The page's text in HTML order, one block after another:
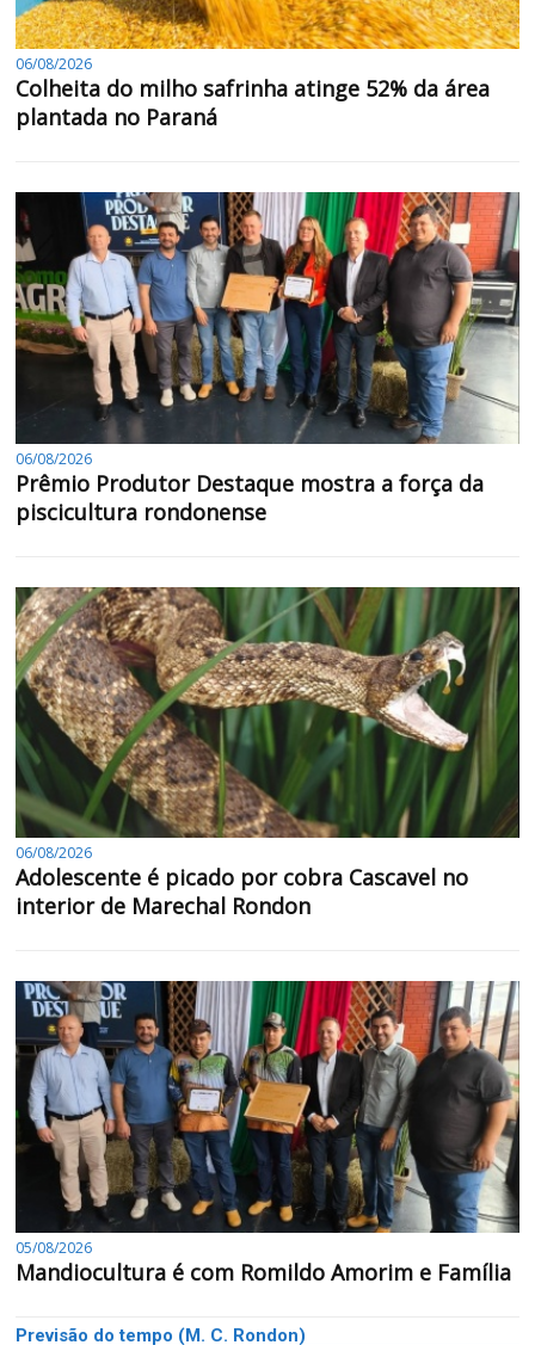
06/08/2026
Colheita do milho safrinha atinge 52% da área
plantada no Paraná
06/08/2026
Prêmio Produtor Destaque mostra a força da
piscicultura rondonense
06/08/2026
Adolescente é picado por cobra Cascavel no
interior de Marechal Rondon
05/08/2026
Mandiocultura é com Romildo Amorim e Família
Previsão do tempo (M. C. Rondon)